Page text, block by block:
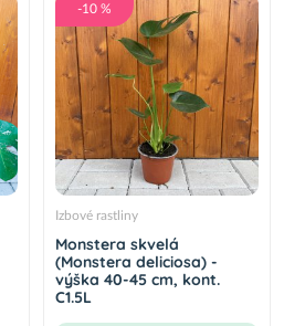
-10 %
Izbové rastliny
Monstera skvelá
(Monstera deliciosa) -
výška 40-45 cm, kont.
C1.5L